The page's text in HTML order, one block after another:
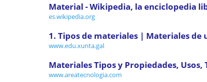
Material - Wikipedia, la enciclopedia
es.wikipedia.org
1. Tipos de materiales | Materiales de
www.edu.xunta.gal
Materiales Tipos y Propiedades,
www.areatecnologia.com